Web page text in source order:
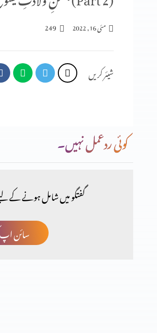
مئی 16, 2022 249
شیئر کریں
کوئی ردعمل نہیں۔
گفتگو میں شامل ہونے کے
سائن